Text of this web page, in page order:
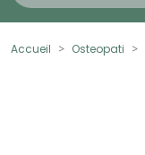
Accueil Osteopati